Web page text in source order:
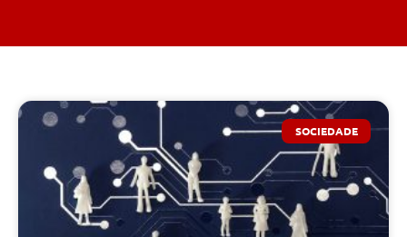
SOCIEDADE